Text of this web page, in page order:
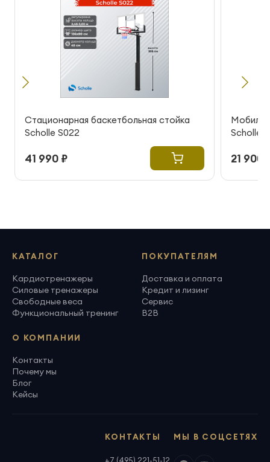
Стационарная баскетбольная стойка
Scholle S022
41 990 ₽
Scholle
21 900
КАТАЛОГ
Кардиотренажеры
Силовые тренажеры
Свободные веса
Функциональный тренинг
ПОКУПАТЕЛЯМ
Доставка и оплата
Кредит и лизинг
Сервис
B2B
О КОМПАНИИ
Контакты
Почему мы
Блог
Кейсы
МЫ В СОЦСЕТЯХ
КОНТАКТЫ